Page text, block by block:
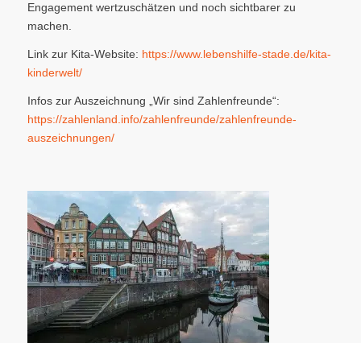
Engagement wertzuschätzen und noch sichtbarer zu
machen.
Link zur Kita-Website: https://www.lebenshilfe-stade.de/kita-
kinderwelt/
Infos zur Auszeichnung „Wir sind Zahlenfreunde“:
https://zahlenland.info/zahlenfreunde/zahlenfreunde-
auszeichnungen/